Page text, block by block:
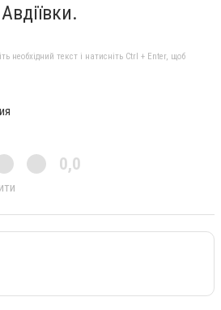
необхідний текст і натисніть Ctrl + Enter, щоб
0,0